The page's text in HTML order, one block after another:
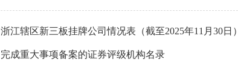
浙江辖区新三板挂牌公司情况表（截至2025年11月30日）
完成重大事项备案的证券评级机构名录